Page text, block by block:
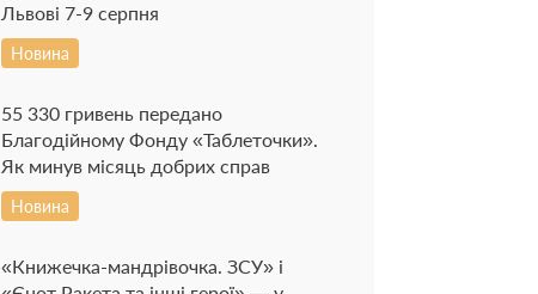
Львові 7-9 серпня
Новина
55 330 гривень передано
Благодійному Фонду «Таблеточки».
Як минув місяць добрих справ
Новина
«Книжечка-мандрівочка. ЗСУ» і